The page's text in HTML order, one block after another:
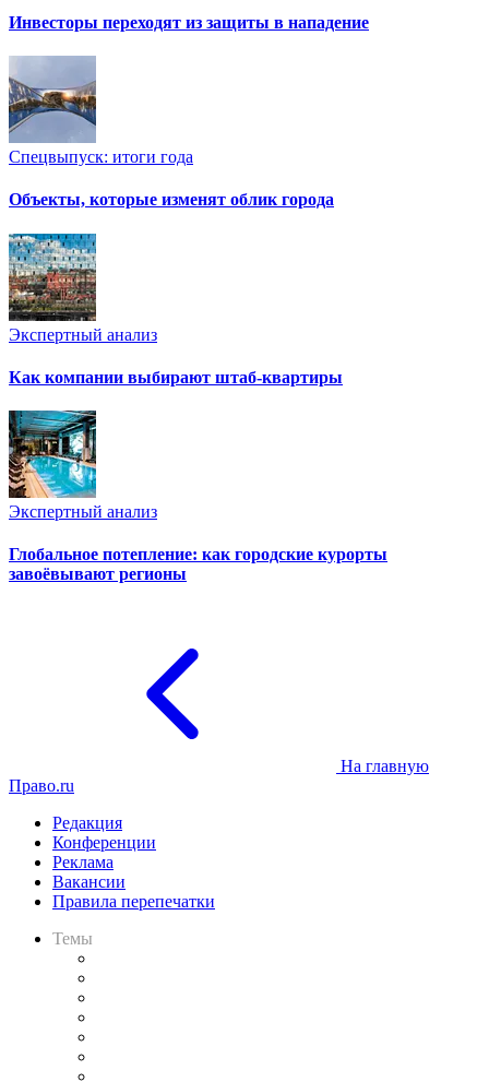
Инвесторы переходят из защиты в нападение
Спецвыпуск: итоги года
Объекты, которые изменят облик города
Экспертный анализ
Как компании выбирают штаб-квартиры
Экспертный анализ
Глобальное потепление: как городские курорты
завоёвывают регионы
На главную
Право.ru
Редакция
Конференции
Реклама
Вакансии
Правила перепечатки
Темы